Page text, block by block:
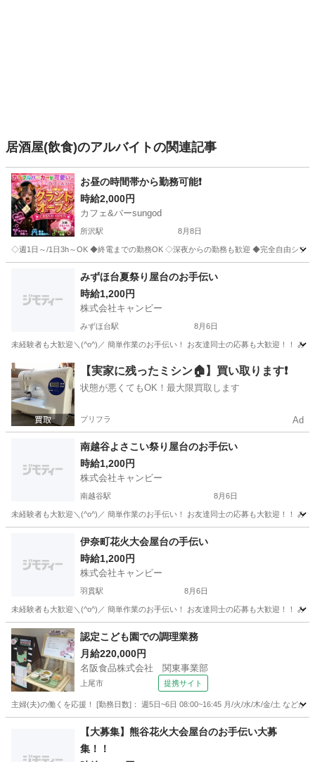
居酒屋(飲食)のアルバイトの関連記事
お昼の時間帯から勤務可能❗️
時給2,000円
カフェ&バーsungod
所沢駅 8月8日
◇週1日～/1日3h～OK ◆終電までの勤務OK ◇深夜からの勤務も歓迎 ◆完全自由シフ
所沢駅 バーテンダー 時給
みずほ台夏祭り屋台のお手伝い
時給1,200円
株式会社キャンビー
みずほ台駅 8月6日
富士見市 みずほ台駅 飲食 夏祭り
【実家に残ったミシン🏠】買い取ります❗️
状態が悪くてもOK！最大限買取します
プリフラ Ad
南越谷よさこい祭り屋台のお手伝い
時給1,200円
株式会社キャンビー
南越谷駅 8月6日
南越谷駅 飲食 屋台
伊奈町花火大会屋台の手伝い
時給1,200円
株式会社キャンビー
羽貫駅 8月6日
埼玉 北足立郡 羽貫駅 飲食 花火大会
認定こども園での調理業務
月給220,000円
名阪食品株式会社 関東事業部
上尾市 提携サイト
主婦(夫)の働くを応援！ [勤務日数]： 週5日~6日 08:00~16:45 月/火/水/木/金/土 など
キッチン
【大募集】熊谷花火大会屋台のお手伝い大募
集！！